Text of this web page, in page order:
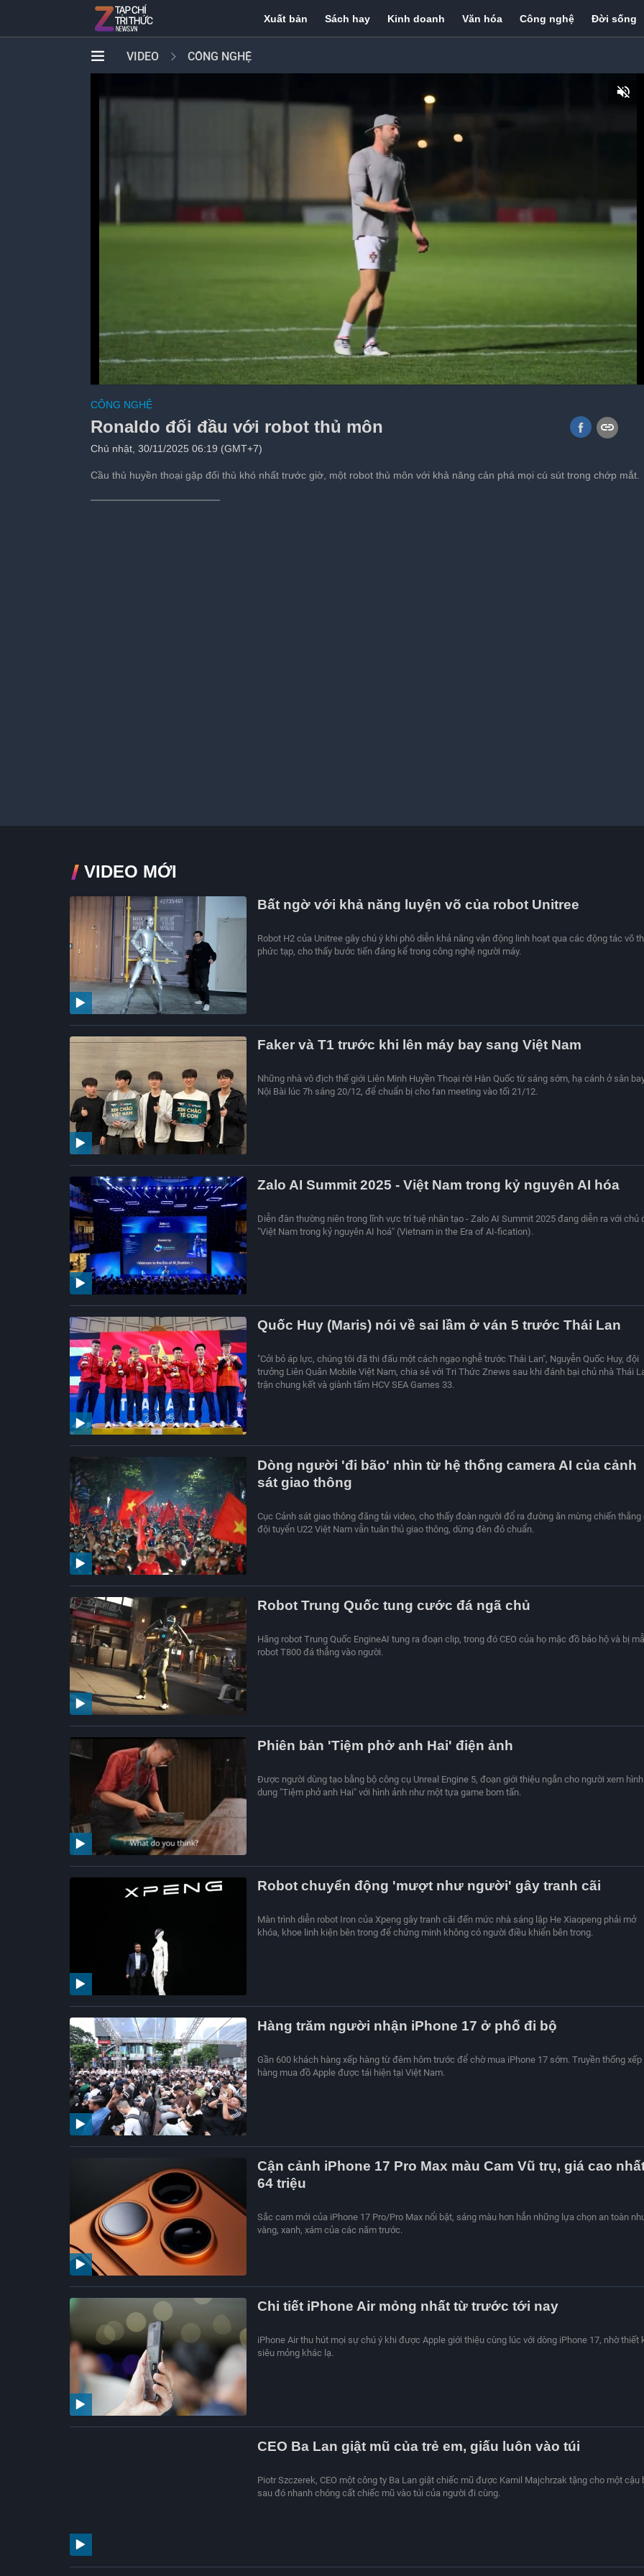
Xuất bản Sách hay Kinh doanh Văn hóa Công nghệ Đời sống
VIDEO CÔNG NGHỆ
chơi
Tiếp theo sau: s
CÔNG NGHỆ
Ronaldo đối đầu với robot thủ môn
Chủ nhật, 30/11/2025 06:19 (GMT+7)
Cầu thủ huyền thoại gặp đối thủ khó nhất trước giờ, một robot thủ môn với khả năng cản phá mọi cú sút trong chớp mắt.
VIDEO MỚI
Bất ngờ với khả năng luyện võ của robot Unitree
Robot H2 của Unitree gây chú ý khi phô diễn khả năng vận động linh hoạt qua các động tác võ
phức tạp, cho thấy bước tiến đáng kể trong công nghệ người máy.
Faker và T1 trước khi lên máy bay sang Việt Nam
Những nhà vô địch thế giới Liên Minh Huyền Thoại rời Hàn Quốc từ sáng sớm, hạ cánh ở sân
Nội Bài lúc 7h sáng 20/12, để chuẩn bị cho fan meeting vào tối 21/12.
Zalo AI Summit 2025 - Việt Nam trong kỷ nguyên AI hóa
Diễn đàn thường niên trong lĩnh vực trí tuệ nhân tạo - Zalo AI Summit 2025 đang diễn ra với chủ
"Việt Nam trong kỷ nguyên AI hoá" (Vietnam in the Era of AI-fication).
Quốc Huy (Maris) nói về sai lầm ở ván 5 trước Thái Lan
"Cởi bỏ áp lực, chúng tôi đã thi đấu một cách ngạo nghễ trước Thái Lan", Nguyễn Quốc Huy, đội
trưởng Liên Quân Mobile Việt Nam, chia sẻ với Tri Thức Znews sau khi đánh bại chủ nhà Thái
trận chung kết và giành tấm HCV SEA Games 33.
Dòng người 'đi bão' nhìn từ hệ thống camera AI của cảnh
sát giao thông
Cục Cảnh sát giao thông đăng tải video, cho thấy đoàn người đổ ra đường ăn mừng chiến thắng
đội tuyển U22 Việt Nam vẫn tuân thủ giao thông, dừng đèn đỏ chuẩn.
Robot Trung Quốc tung cước đá ngã chủ
Hãng robot Trung Quốc EngineAI tung ra đoạn clip, trong đó CEO của họ mặc đồ bảo hộ và bị
robot T800 đá thẳng vào người.
Phiên bản 'Tiệm phở anh Hai' điện ảnh
Được người dùng tạo bằng bộ công cụ Unreal Engine 5, đoạn giới thiệu ngắn cho người xem hình
dung "Tiệm phở anh Hai" với hình ảnh như một tựa game bom tấn.
Robot chuyển động 'mượt như người' gây tranh cãi
Màn trình diễn robot Iron của Xpeng gây tranh cãi đến mức nhà sáng lập He Xiaopeng phải mở
khóa, khoe linh kiện bên trong để chứng minh không có người điều khiển bên trong.
Hàng trăm người nhận iPhone 17 ở phố đi bộ
Gần 600 khách hàng xếp hàng từ đêm hôm trước để chờ mua iPhone 17 sớm. Truyền thống xếp
hàng mua đồ Apple được tái hiện tại Việt Nam.
Cận cảnh iPhone 17 Pro Max màu Cam Vũ trụ, giá cao
64 triệu
Sắc cam mới của iPhone 17 Pro/Pro Max nổi bật, sáng màu hơn hẳn những lựa chọn an toàn
vàng, xanh, xám của các năm trước.
Chi tiết iPhone Air mỏng nhất từ trước tới nay
iPhone Air thu hút mọi sự chú ý khi được Apple giới thiệu cùng lúc với dòng iPhone 17, nhờ thiết
siêu mỏng khác lạ.
CEO Ba Lan giật mũ của trẻ em, giấu luôn vào túi
Piotr Szczerek, CEO một công ty Ba Lan giật chiếc mũ được Kamil Majchrzak tặng cho một cậu
sau đó nhanh chóng cất chiếc mũ vào túi của người đi cùng.